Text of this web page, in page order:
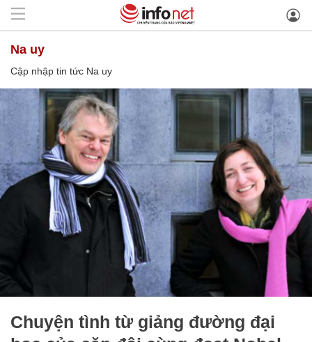
Na uy
Cập nhập tin tức Na uy
Chuyện tình từ giảng đường đại